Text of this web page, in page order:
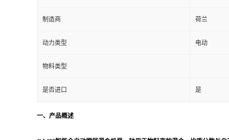
制造商 荷兰
动力类型 电动
物料类型
是否进口 是
一、产品概述